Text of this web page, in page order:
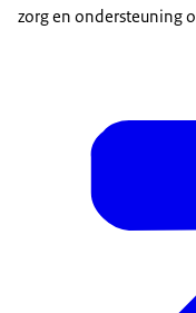
zorg en ondersteuning